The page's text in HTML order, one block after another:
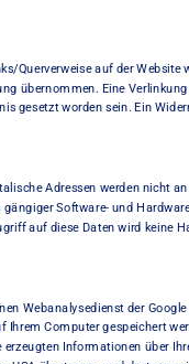
Querverweise auf der Website
übernommen. Eine
gesetzt worden sein. Ein
Adressen werden nicht
Software- und
auf diese Daten wird keine
Webanalysedienst der
Ihrem Computer gespeichert
Informationen über